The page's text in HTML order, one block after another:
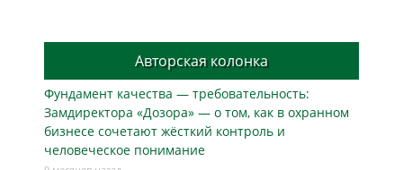
Авторская колонка
Фундамент качества — требовательность:
Замдиректора «Дозора» — о том, как в охранном
бизнесe сочетают жёсткий контроль и
человеческое понимание